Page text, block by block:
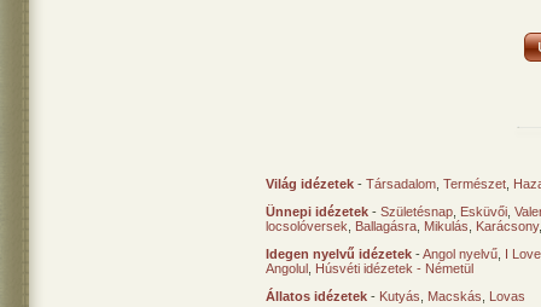
Világ idézetek - Társadalom Természet
Ünnepi idézetek - Születésnap Esküvői
locsolóversek
Ballagásra Mikulás Karácsony
Idegen nyelvű idézetek -Angol nyelvű I
Angolul Húsvéti idézetek - Németül
Állatos idézetek - Kutyás Macskás
Lovas